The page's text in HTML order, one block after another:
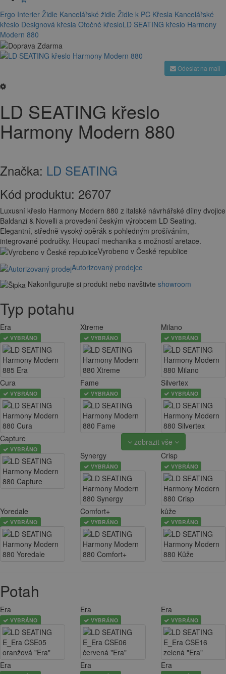
Ergo Interier Židle Kancelářské židle Židle k PC Křesla Kancelářské
křeslo Designová křesla Otočné křesloLD SEATING křeslo Harmony
Modern 880
Odeslat na mail
LD SEATING křeslo
Harmony Modern 880
Značka: LD SEATING
Kód produktu: 26707
Luxusní křeslo Harmony Modern 880 z italské návrhářské dílny dvojice
Baldanzi & Novelli a provedení českým výrobcem LD Seating.
Elegantní, středně vysoký opěrák s pohledným prošíváním,
integrované područky. Houpací mechanika s možností aretace.
Vyrobeno v České republice
Autorizovaný prodejce
Nakonfigurujte si produkt nebo navštivte showroom
Typ potahu
Era
VYBRÁNO
Xtreme
VYBRÁNO
Milano
VYBRÁNO
Cura
VYBRÁNO
Fame
VYBRÁNO
Silvertex
VYBRÁNO
Capture
VYBRÁNO
zobrazit vše
Synergy
VYBRÁNO
Crisp
VYBRÁNO
Yoredale
VYBRÁNO
Comfort+
VYBRÁNO
kůže
VYBRÁNO
Potah
Era
VYBRÁNO
Era
VYBRÁNO
Era
VYBRÁNO
Era Era Era